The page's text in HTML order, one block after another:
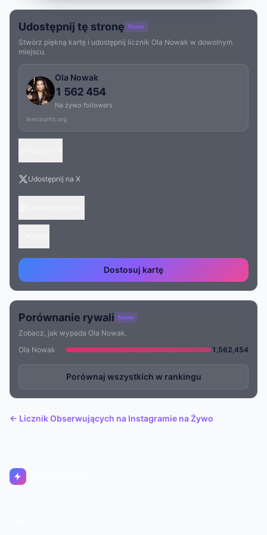
Udostępnij tę stronę Nowe
Stwórz piękną kartę i udostępnij licznik Ola Nowak w dowolnym
miejscu.
Ola Nowak
1 562 454
Na żywo followers
livecounts.org
Udostępnij na X
Dostosuj kartę
Porównanie rywali Nowe
Zobacz, jak wypada Ola Nowak.
Ola Nowak
1,562,454
Porównaj wszystkich w rankingu
← Licznik Obserwujących na Instagramie na Żywo